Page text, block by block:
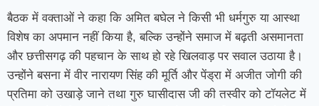
बैठक में वक्ताओं ने कहा कि अमित बघेल ने किसी भी धर्मगुरु या आस्था
विशेष का अपमान नहीं किया है, बल्कि उन्होंने समाज में बढ़ती असमानता
और छत्तीसगढ़ की पहचान के साथ हो रहे खिलवाड़ पर सवाल उठाया है।
उन्होंने बसना में वीर नारायण सिंह की मूर्ति और पेंड्रा में अजीत जोगी की
प्रतिमा को उखाड़े जाने तथा गुरु घासीदास जी की तस्वीर को टॉयलेट में